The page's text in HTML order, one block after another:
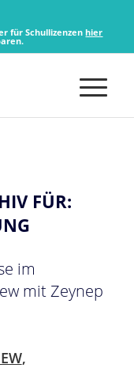
für Schullizenzenhier
FÜR:
im
mit Zeynep
,